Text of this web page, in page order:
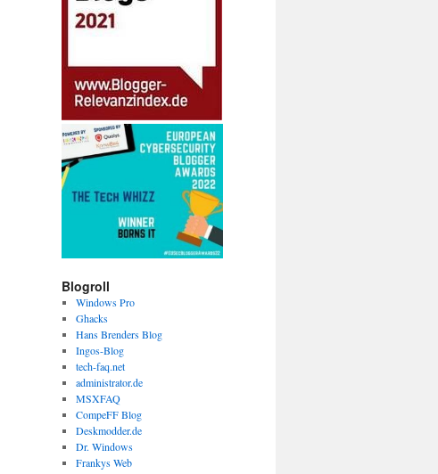
Blogroll
Windows Pro
Ghacks
Hans Brenders Blog
Ingos-Blog
tech-faq.net
administrator.de
MSXFAQ
CompeFF Blog
Deskmodder.de
Dr. Windows
Frankys Web